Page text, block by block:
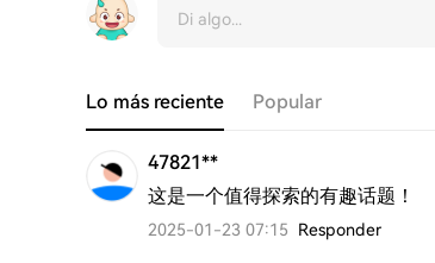
Lo más reciente Popular
47821**
这是一个值得探索的有趣话题！
2025-01-23 07:15 Responder